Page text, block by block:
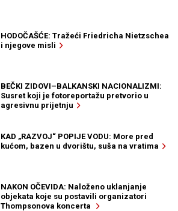
HODOČAŠĆE: Tražeći Friedricha Nietzschea
i njegove misli
BEČKI ZIDOVI–BALKANSKI NACIONALIZMI:
Susret koji je fotoreportažu pretvorio u
agresivnu prijetnju
KAD „RAZVOJ“ POPIJE VODU: More pred
kućom, bazen u dvorištu, suša na vratima
NAKON OČEVIDA: Naloženo uklanjanje
objekata koje su postavili organizatori
Thompsonova koncerta